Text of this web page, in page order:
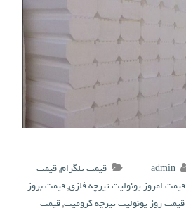
admin قیمت تلگرام,قیمت
قیمت امروز یونولیت تیرچه فلزی,قیمت بروز
قیمت روز یونولیت تیرچه کرومیت,قیمت